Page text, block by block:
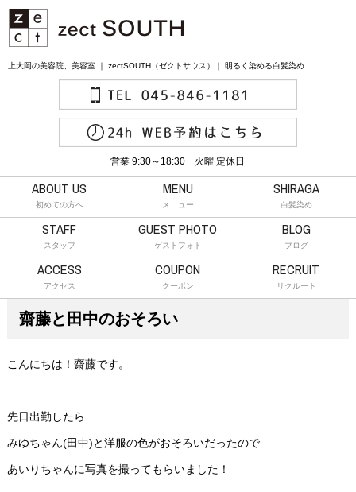
上大岡の美容院、美容室 ｜ zectSOUTH（ゼクトサウス）｜ 明るく染める白髪染め
営業 9:30～18:30 火曜 定休日
ABOUT US
初めての方へ
MENU
メニュー
SHIRAGA
白髪染め
STAFF
スタッフ
GUEST PHOTO
ゲストフォト
BLOG
ブログ
ACCESS
アクセス
COUPON
クーポン
RECRUIT
リクルート
齋藤と田中のおそろい
こんにちは！齋藤です。
先日出勤したら
みゆちゃん(田中)と洋服の色がおそろいだったので
あいりちゃんに写真を撮ってもらいました！